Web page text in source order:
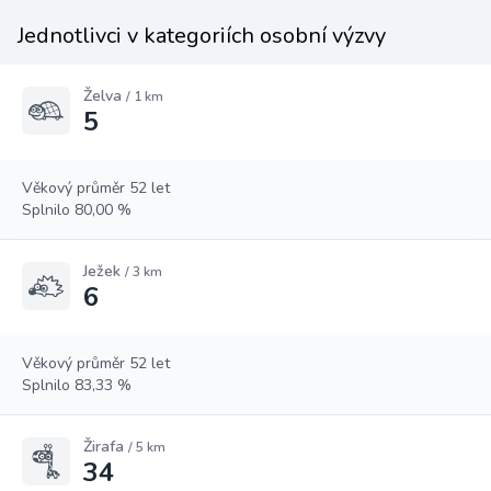
Jednotlivci v kategoriích osobní výzvy
Želva / 1 km
5
Věkový průměr 52 let
Splnilo 80,00 %
Ježek / 3 km
6
Věkový průměr 52 let
Splnilo 83,33 %
Žirafa / 5 km
34